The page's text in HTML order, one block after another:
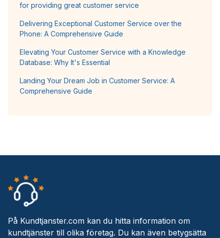
for providing great customer service
Delivering Exceptional Customer Service over the
Phone: A Comprehensive Guide
Elevating Your Customer Service with a Knowledge
Database: Why It's Essential
Landing Your Dream Job in Customer Service: A
Comprehensive Guide
På Kundtjanster.com kan du hitta information om
kundtjänster till olika företag. Du kan även betygsätta